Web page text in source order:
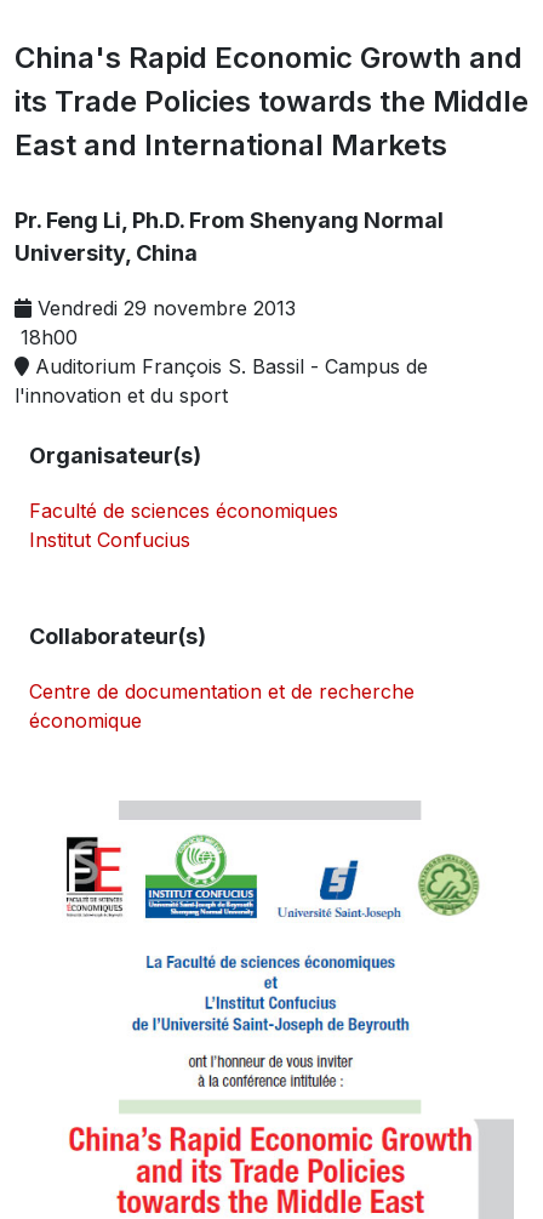
China's Rapid Economic Growth and
its Trade Policies towards the Middle
East and International Markets
Pr. Feng Li, Ph.D. From Shenyang Normal
University, China
Vendredi 29 novembre 2013
18h00
Auditorium François S. Bassil - Campus de
l'innovation et du sport
Organisateur(s)
Faculté de sciences économiques
Institut Confucius
Collaborateur(s)
Centre de documentation et de recherche
économique